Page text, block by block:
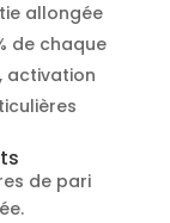
allongée
de chaque
activation
de pari